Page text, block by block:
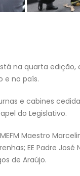
na quarta
e no país.
e cabines
do Legislativo.
Maestro
EE Padre José
de Araújo.